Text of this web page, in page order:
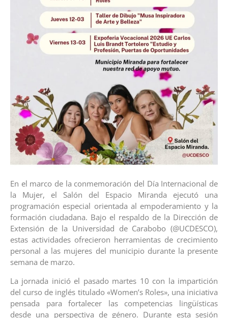
En el marco de la conmemoración del Día Internacional de
la Mujer, el Salón del Espacio Miranda ejecutó una
programación especial orientada al empoderamiento y la
formación ciudadana. Bajo el respaldo de la Dirección de
Extensión de la Universidad de Carabobo (@UCDESCO),
estas actividades ofrecieron herramientas de crecimiento
personal a las mujeres del municipio durante la presente
semana de marzo.
La jornada inició el pasado martes 10 con la impartición
del curso de inglés titulado «Women’s Roles», una iniciativa
pensada para fortalecer las competencias lingüísticas
desde una perspectiva de género. Durante esta sesión